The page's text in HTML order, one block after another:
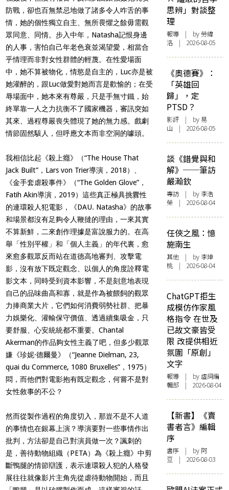
防戰，卻也百無禁忌地做了諸多令人咋舌的事
情，她的個性獨立自主、無所畏懼之餘毋需觀
眾同意、同情。步入中年， Natasha記恨身邊
的人事，害怕自己年老色衰並渴望愛，相當合
乎情理而非對女性群體的輕蔑。在性愛場面
中，她不算被物化，情慾是自主的， Luc亦是被
她灌醉的，跟Luc做愛對她而言是歡愉的；在受
辱場面中，她本來有尊嚴，只是手無寸鐵，始
終單靠一人之力抗衡不了國家機器，審訊突如
其來、過程尊嚴喪失體現了她的無力感。戲劇
情節固然駭人，但呼應文本而非空洞的噱頭。
我相信比起《殺上癮》（“The House That
Jack Built” ， Lars von Trier導演， 2018）、
《金手套虐殺事件》（“The Golden Glove” ，
Fatih Akin導演， 2019）這些真正極具挑釁性
的連環殺人犯電影，《DAU. Natasha》的故事
和場景都沒有足夠令人鞭撻的理由，一來其實
不算新鮮，二來創作理據是富說服力的。在高
舉「性別平權」和「個人主義」的年代裏，愈
來愈多觀眾反而站在道德高地審判、攻擊電
影，沒有放下既定觀念、以個人的角度詮釋電
影文本，同時受到資本影響，不是刻意地表現
自己的品味曲高和寡，就是作為被餵飼的觀眾
力捧商業大片，它們如何消費弱勢社群、把暴
力娛樂化、灌輸保守價值、透過續集吸金，只
要舒服、心安統統都不重要。Chantal
Akerman的作品夠女性主義了吧，但多少觀眾
嫌《珍妮·德爾曼》（“Jeanne Dielman, 23,
quai du Commerce, 1080 Bruxelles” ， 1975）
悶，而他們對電影抱有既定觀念，何嘗不是對
女性敘事的不公？
然而從製作過程的角度切入，那豈不是不人道
的事情也在銀幕上演？導演要對一些事情作出
批判，方法卻是自己對演員做一次？諷刺的
是，善待動物組織（PETA）為《殺上癮》中剪
斷鴨腿的情節辯護，表示連環殺人犯的人格發
展往往就像影片主角先從虐待動物開始，而且
思辨」對談整
理
報導 | by 勞緯
洛 | 2026-08-05
《奧德賽》：
「英雄回
歸」，定
PTSD？
影評 | by 易
山 | 2026-08-05
談《錯覺與和
解》──筆訪
嚴瀚欽
專訪 | by 李浩
榮 | 2026-08-04
任俠之風：憶
施南生
其他 | by 李焯
桃 | 2026-08-04
ChatGPT拒生
成模仿作家風
格指令 在世及
已故文豪皆受
限 改提供相近
氛圍「原創」
文字
報導 | by 虛詞編
輯部 | 2026-08-04
【新書】《賣
書者言》編輯
序
書序 | by 阿
豆 | 2026-08-03